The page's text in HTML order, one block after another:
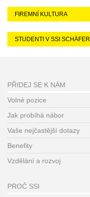
FIREMNÍ KULTURA
STUDENTI V SSI SCHÄFER
PROČ SSI
PŘIDEJ SE K NÁM
Volné pozice
Jak probíhá nábor
Vaše nejčastější dotazy
Benefity
Vzdělání a rozvoj